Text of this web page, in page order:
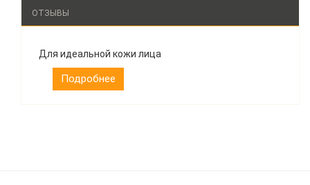
ОТЗЫВЫ
Для идеальной кожи лица
Подробнее